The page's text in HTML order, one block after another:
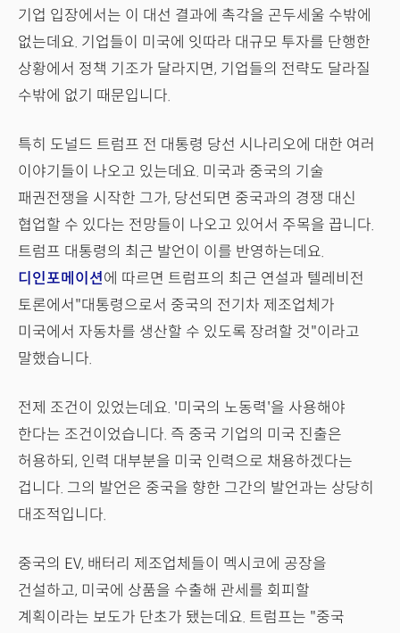
기업 입장에서는 이 대선 결과에 촉각을 곤두세울 수밖에
없는데요. 기업들이 미국에 잇따라 대규모 투자를 단행한
상황에서 정책 기조가 달라지면, 기업들의 전략도 달라질
수밖에 없기 때문입니다.
특히 도널드 트럼프 전 대통령 당선 시나리오에 대한 여러
이야기들이 나오고 있는데요. 미국과 중국의 기술
패권전쟁을 시작한 그가, 당선되면 중국과의 경쟁 대신
협업할 수 있다는 전망들이 나오고 있어서 주목을 끕니다.
트럼프 대통령의 최근 발언이 이를 반영하는데요.
디인포메이션에 따르면 트럼프의 최근 연설과 텔레비전
토론에서"대통령으로서 중국의 전기차 제조업체가
미국에서 자동차를 생산할 수 있도록 장려할 것"이라고
말했습니다.
전제 조건이 있었는데요. '미국의 노동력'을 사용해야
한다는 조건이었습니다. 즉 중국 기업의 미국 진출은
허용하되, 인력 대부분을 미국 인력으로 채용하겠다는
겁니다. 그의 발언은 중국을 향한 그간의 발언과는 상당히
대조적입니다.
중국의 EV, 배터리 제조업체들이 멕시코에 공장을
건설하고, 미국에 상품을 수출해 관세를 회피할
계획이라는 보도가 단초가 됐는데요. 트럼프는 "중국